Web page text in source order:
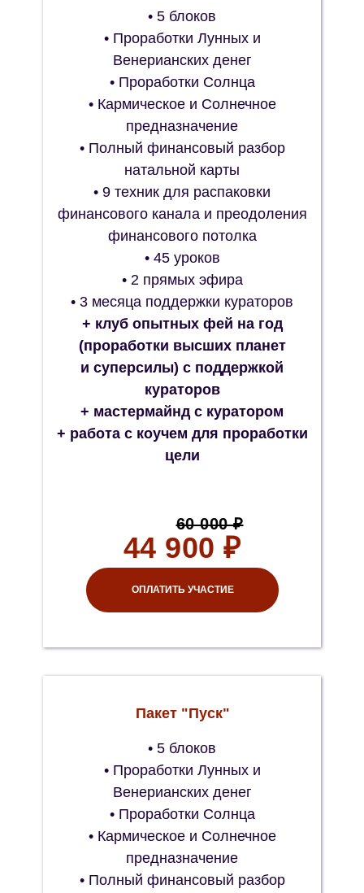
Пакет "Пуск"
• 5 блоков
• Проработки Лунных и
Венерианских денег
• Проработки Солнца
• Кармическое и Солнечное
предназначение
• Полный финансовый разбор
• 5 блоков
• Проработки Лунных и
Венерианских денег
• Проработки Солнца
• Кармическое и Солнечное
предназначение
• Полный финансовый разбор
натальной карты
• 9 техник для распаковки
финансового канала и преодоления
финансового потолка
• 45 уроков
• 2 прямых эфира
• 3 месяца поддержки кураторов
+ клуб опытных фей на год
(проработки высших планет
и суперсилы) с поддержкой
кураторов
+ мастермайнд с куратором
+ работа с коучем для проработки
цели
44 900 ₽
ОПЛАТИТЬ УЧАСТИЕ
60 000 ₽